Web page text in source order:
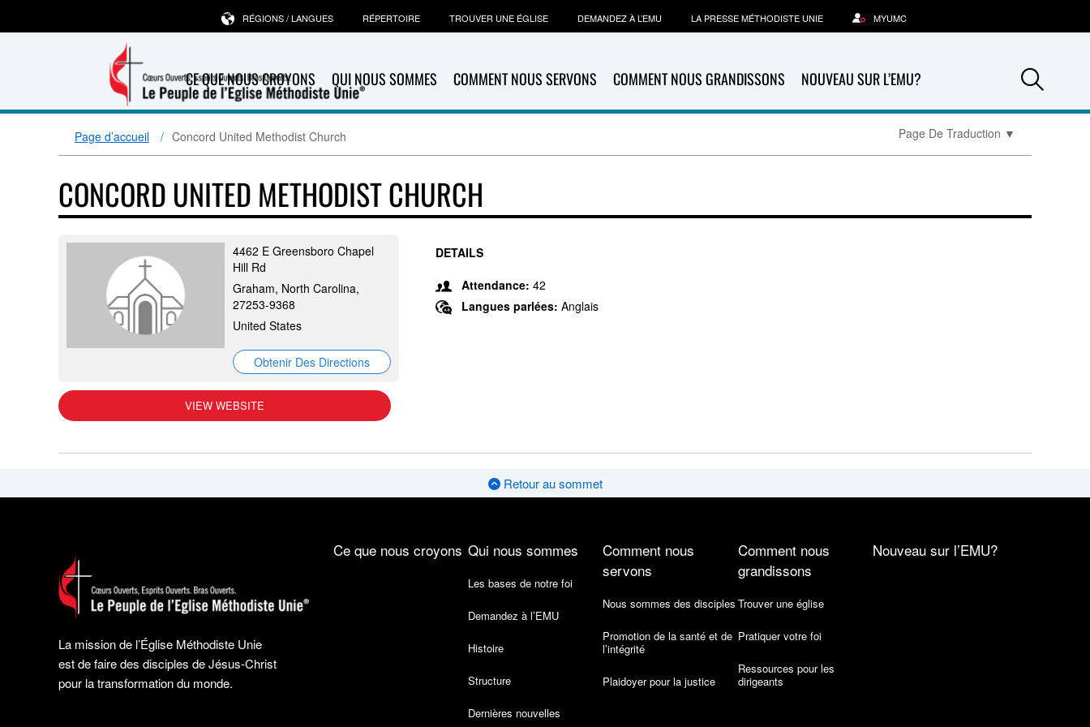
CE QUE NOUS CROYONS QUI NOUS SOMMES COMMENT NOUS SERVONS COMMENT NOUS GRANDISSONS NOUVEAU SUR L’EMU?
RÉGIONS / LANGUES RÉPERTOIRE TROUVER UNE ÉGLISE DEMANDEZ À L’EMU LA PRESSE MÉTHODISTE UNIE MYUMC
Page d’accueil Concord United Methodist Church Page De Traduction ▼
CONCORD UNITED METHODIST CHURCH
4462 E Greensboro Chapel
Hill Rd
Graham, North Carolina,
27253-9368
United States
Obtenir Des Directions
VIEW WEBSITE
DETAILS
Attendance: 42
Langues parlées: Anglais
Retour au sommet
La mission de l’Église Méthodiste Unie
est de faire des disciples de Jésus-Christ
pour la transformation du monde.
Ce que nous croyons Qui nous sommes
Les bases de notre foi
Demandez à l’EMU
Histoire
Structure
Dernières nouvelles
Comment nous
servons
Nous sommes des disciples
Promotion de la santé et de
l’intégrité
Plaidoyer pour la justice
Comment nous
grandissons
Trouver une église
Pratiquer votre foi
Ressources pour les
dirigeants
Nouveau sur l’EMU?